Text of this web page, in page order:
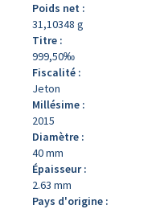
Poids net :
31,10348 g
Titre :
999,50‰
Fiscalité :
Jeton
Millésime :
2015
Diamètre :
40 mm
Épaisseur :
2.63 mm
Pays d'origine :